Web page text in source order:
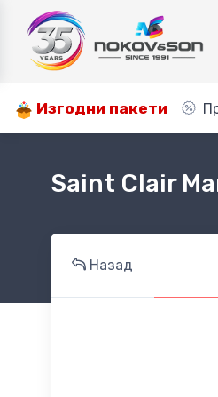
Изгодни пакети
Saint Clair
Назад